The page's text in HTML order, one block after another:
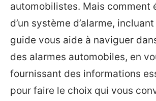
automobilistes. Mais comment
d’un système d’alarme,
guide vous aide à naviguer
des alarmes automobiles, en
fournissant des informations
pour faire le choix qui vous